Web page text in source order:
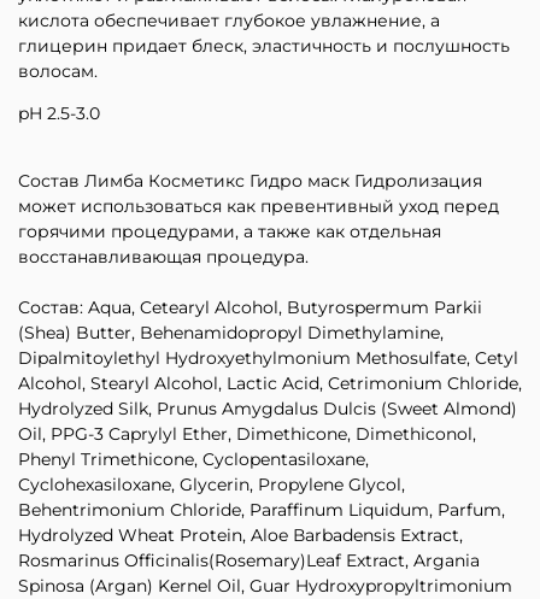
кислота обеспечивает глубокое увлажнение, а
глицерин придает блеск, эластичность и послушность
волосам.
pH 2.5-3.0
Состав Лимба Косметикс Гидро маск Гидролизация
может использоваться как превентивный уход перед
горячими процедурами, а также как отдельная
восстанавливающая процедура.
Состав: Aqua, Cetearyl Alcohol, Butyrospermum Parkii
(Shea) Butter, Behenamidopropyl Dimethylamine,
Dipalmitoylethyl Hydroxyethylmonium Methosulfate, Cetyl
Alcohol, Stearyl Alcohol, Lactic Acid, Cetrimonium Chloride,
Hydrolyzed Silk, Prunus Amygdalus Dulcis (Sweet Almond)
Oil, PPG-3 Caprylyl Ether, Dimethicone, Dimethiconol,
Phenyl Trimethicone, Cyclopentasiloxane,
Cyclohexasiloxane, Glycerin, Propylene Glycol,
Behentrimonium Сhloride, Paraffinum Liquidum, Parfum,
Hydrolyzed Wheat Protein, Aloe Вarbadensis Extract,
Rosmarinus Officinalis(Rosemary)Leaf Extract, Argania
Spinosa (Argan) Kernel Oil, Guar Hydroxypropyltrimonium